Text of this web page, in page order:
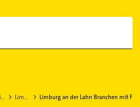
Limburg an der Lahn Limburg an der Lahn Stadtteil Offheim Limburg an der Lahn Branchen mit F